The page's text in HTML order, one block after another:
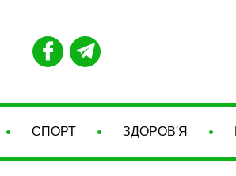
СПОРТ ЗДОРОВ'Я